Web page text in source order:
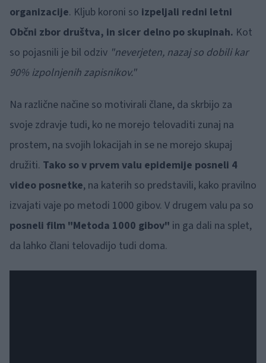
organizacije. Kljub koroni so izpeljali redni letni
Občni zbor društva, in sicer delno po skupinah. Kot
so pojasnili je bil odziv "neverjeten, nazaj so dobili kar
90% izpolnjenih zapisnikov."
Na različne načine so motivirali člane, da skrbijo za
svoje zdravje tudi, ko ne morejo telovaditi zunaj na
prostem, na svojih lokacijah in se ne morejo skupaj
družiti. Tako so v prvem valu epidemije posneli 4
video posnetke, na katerih so predstavili, kako pravilno
izvajati vaje po metodi 1000 gibov. V drugem valu pa so
posneli film "Metoda 1000 gibov" in ga dali na splet,
da lahko člani telovadijo tudi doma.